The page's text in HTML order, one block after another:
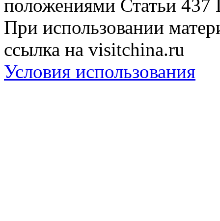
положениями Статьи 437
При использовании
ссылка на visitchina.ru
Условия использования